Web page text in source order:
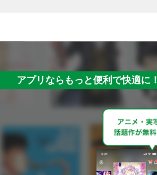
アプリならもっと便利で快適に！